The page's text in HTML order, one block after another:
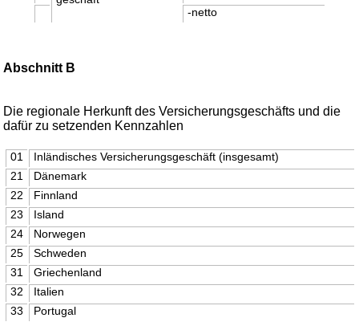
-netto
Abschnitt B
Die regionale Herkunft des Versicherungsgeschäfts und die
dafür zu setzenden Kennzahlen
01
Inländisches Versicherungsgeschäft (insgesamt)
21
Dänemark
22
Finnland
23
Island
24
Norwegen
25
Schweden
31
Griechenland
32
Italien
33
Portugal